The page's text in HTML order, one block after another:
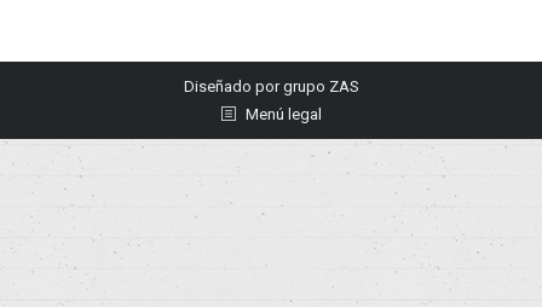
Diseñado porgrupo ZAS
Menú legal